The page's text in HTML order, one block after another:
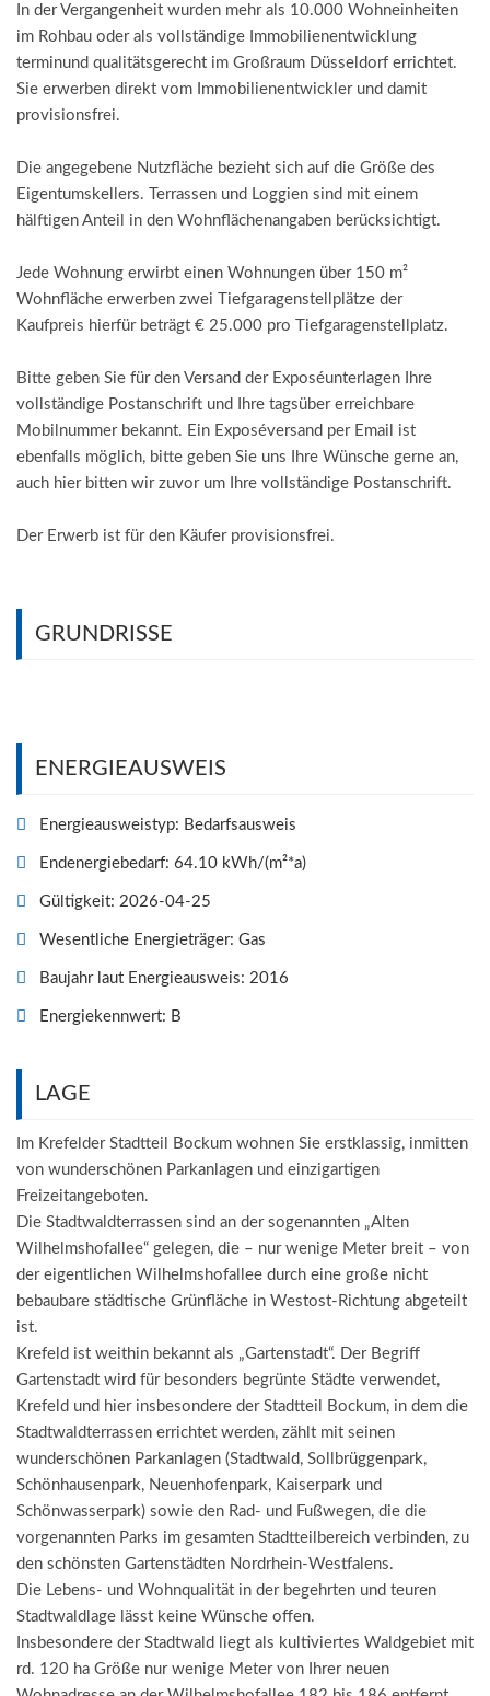
In der Vergangenheit wurden mehr als 10.000 Wohneinheiten
im Rohbau oder als vollständige Immobilienentwicklung
terminund qualitätsgerecht im Großraum Düsseldorf errichtet.
Sie erwerben direkt vom Immobilienentwickler und damit
provisionsfrei.
Die angegebene Nutzfläche bezieht sich auf die Größe des
Eigentumskellers. Terrassen und Loggien sind mit einem
hälftigen Anteil in den Wohnflächenangaben berücksichtigt.
Jede Wohnung erwirbt einen Wohnungen über 150 m²
Wohnfläche erwerben zwei Tiefgaragenstellplätze der
Kaufpreis hierfür beträgt € 25.000 pro Tiefgaragenstellplatz.
Bitte geben Sie für den Versand der Exposéunterlagen Ihre
vollständige Postanschrift und Ihre tagsüber erreichbare
Mobilnummer bekannt. Ein Exposéversand per Email ist
ebenfalls möglich, bitte geben Sie uns Ihre Wünsche gerne an,
auch hier bitten wir zuvor um Ihre vollständige Postanschrift.
Der Erwerb ist für den Käufer provisionsfrei.
GRUNDRISSE
ENERGIEAUSWEIS
Energieausweistyp: Bedarfsausweis
Endenergiebedarf: 64.10 kWh/(m²*a)
Gültigkeit: 2026-04-25
Wesentliche Energieträger: Gas
Baujahr laut Energieausweis: 2016
Energiekennwert: B
LAGE
Im Krefelder Stadtteil Bockum wohnen Sie erstklassig, inmitten
von wunderschönen Parkanlagen und einzigartigen
Freizeitangeboten.
Die Stadtwaldterrassen sind an der sogenannten „Alten
Wilhelmshofallee“ gelegen, die – nur wenige Meter breit – von
der eigentlichen Wilhelmshofallee durch eine große nicht
bebaubare städtische Grünfläche in Westost-Richtung abgeteilt
ist.
Krefeld ist weithin bekannt als „Gartenstadt“. Der Begriff
Gartenstadt wird für besonders begrünte Städte verwendet,
Krefeld und hier insbesondere der Stadtteil Bockum, in dem die
Stadtwaldterrassen errichtet werden, zählt mit seinen
wunderschönen Parkanlagen (Stadtwald, Sollbrüggenpark,
Schönhausenpark, Neuenhofenpark, Kaiserpark und
Schönwasserpark) sowie den Rad- und Fußwegen, die die
vorgenannten Parks im gesamten Stadtteilbereich verbinden, zu
den schönsten Gartenstädten Nordrhein-Westfalens.
Die Lebens- und Wohnqualität in der begehrten und teuren
Stadtwaldlage lässt keine Wünsche offen.
Insbesondere der Stadtwald liegt als kultiviertes Waldgebiet mit
rd. 120 ha Größe nur wenige Meter von Ihrer neuen